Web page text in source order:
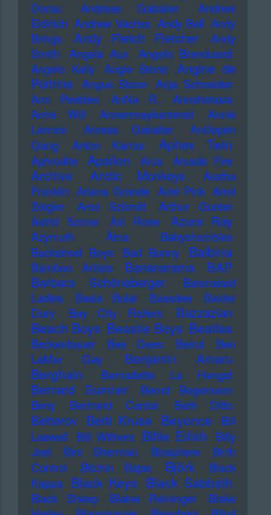
Dorau
Andreas Gabalier
Andrew
Eldritch Andrew Vachss Andy Bell Andy
Brings
Andy Fletch Fletcher
Andy
Smith
Angela Aux
Angelo Branduardi
Angelo Kelly
Angie Stone
Angine de
Poitrine Angus Stone Anja Schneider
Ann Peebles
AnNa R.
Annahstasia
Anne Will
Annenmaykantereit
Annie
Lennox
Anreas Gabalier
Antilopen
Gang
Anton Karras Aphex Twin
Aphrodite Apsilon Arca Arcade Fire
Archive Arctic Monkeys
Aretha
Franklin Ariana Grande Ariel Pink Arnd
Zeigler
Arno Schmitt
Arthur Gunter
Astrid Sonne
Axl Rose Azure Ray
Azymuth Ätna
Babyshambles
Backstreet Boys
Bad Bunny Balbina
Bamboo Artists Bananarama
BAP
Barbara Schöneberger
Barenaked
Ladies
Basia Bulat Bassdee
Baxter
Dury
Bay City Rollers Bazzazian
Beach Boys Beastie Boys Beatles
Beckenbauer Bee Gees Beirut
Ben
LaMar Gay
Benjamin Amaru
Berghain Bernadette La Hengst
Bernard Sumner
Bernd Begemann
Berq
Bertrand Cantat Beth Ditto
Betterov Betti Kruse Beyonce
Bill
Laswell
Bill Withers Billie Eilish
Billy
Joel
Bim Sherman Biosphere
Birth
Control
Bitchin Bajas Björk
Black
Kappa Black Keys Black Sabbath
Black Sheep Blaine Reininger
Blake